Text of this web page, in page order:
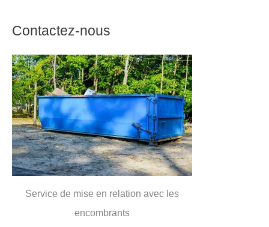
Contactez-nous
Service de mise en relation avec les
encombrants